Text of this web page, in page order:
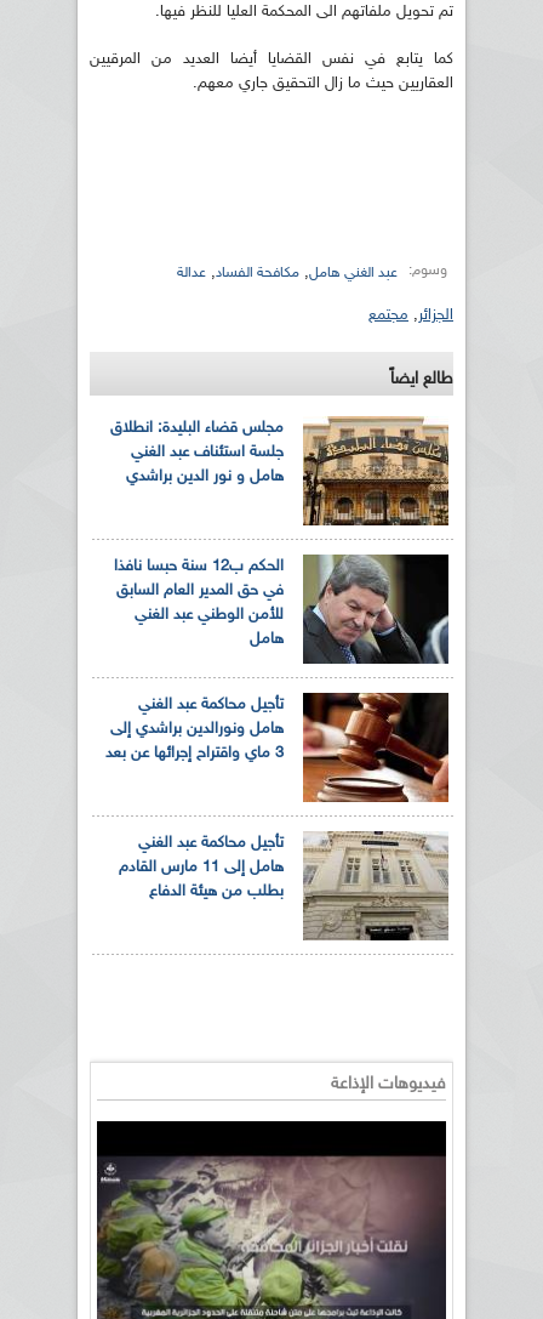
تم تحويل ملفاتهم الى المحكمة العليا للنظر فيها.
كما يتابع في نفس القضايا أيضا العديد من المرقيين
العقاريين حيث ما زال التحقيق جاري معهم.
وسوم: عبد الغني هامل, مكافحة الفساد, عدالة
الجزائر, مجتمع
طالع ايضاً
مجلس قضاء البليدة: انطلاق
جلسة استئناف عبد الغني
هامل و نور الدين براشدي
الحكم ب12 سنة حبسا نافذا
في حق المدير العام السابق
للأمن الوطني عبد الغني
هامل
تأجيل محاكمة عبد الغني
هامل ونورالدين براشدي إلى
3 ماي واقتراح إجرائها عن بعد
تأجيل محاكمة عبد الغني
هامل إلى 11 مارس القادم
بطلب من هيئة الدفاع
فيديوهات الإذاعة